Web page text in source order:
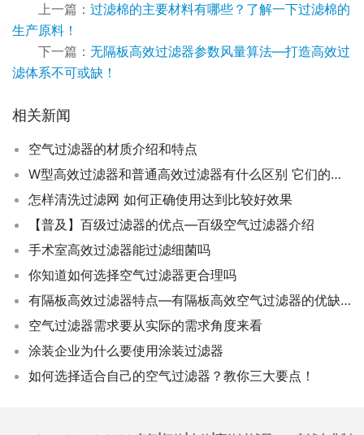
上一篇： 过滤棉的主要材料有哪些？了解一下过滤棉的
生产原料！
下一篇： 无隔板高效过滤器参数风量算法—打造高效过
滤体系不可或缺！
相关新闻
空气过滤器的材质介绍和特点
W型高效过滤器和普通高效过滤器有什么区别 它们的不同点在哪里
怎样清洗过滤网 如何正确使用达到比较好效果
【普及】百级过滤器的优点—百级空气过滤器介绍
手术室高效过滤器能过滤细菌吗
你知道如何选择空气过滤器更合理吗
有隔板高效过滤器特点—有隔板高效空气过滤器的优缺点
空气过滤器需求要从实际的需求角度来看
涂装企业为什么要使用涂装过滤器
如何选择适合自己的空气过滤器？教你三大要点！